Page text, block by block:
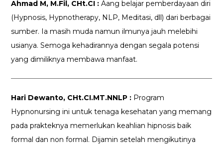
Ahmad M, M.Fil, CHt.CI : Aang belajar pemberdayaan diri
(Hypnosis, Hypnotherapy, NLP, Meditasi, dll) dari berbagai
sumber. Ia masih muda namun ilmunya jauh melebihi
usianya. Semoga kehadirannya dengan segala potensi
yang dimiliknya membawa manfaat.
Hari Dewanto, CHt.CI.MT.NNLP : Program
Hypnonursing ini untuk tenaga kesehatan yang memang
pada prakteknya memerlukan keahlian hipnosis baik
formal dan non formal. Dijamin setelah mengikutinya